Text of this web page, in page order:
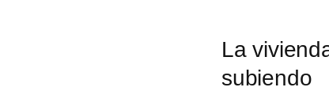
La
subiendo